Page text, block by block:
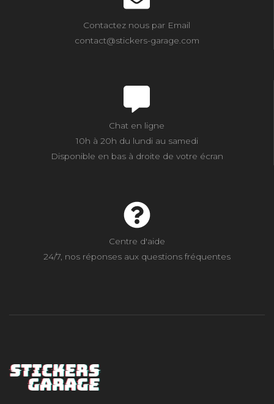
Contactez nous par Email
contact@stickers-garage.com
Chat en ligne
10h à 20h du lundi au samedi
Disponible en bas à droite de votre écran
Centre d'aide
24/7, nos réponses aux questions fréquentes